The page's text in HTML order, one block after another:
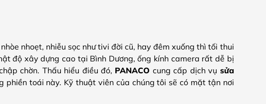
nhoẹt, nhiễu sọc như tivi đời cũ, hay đêm xuống thì tối thui
độ xây dựng cao tại Bình Dương, ống kính camera rất dễ bị
chờn. Thấu hiểu điều đó, PANACO cung cấp dịch vụ sửa
phiền toái này. Kỹ thuật viên của chúng tôi sẽ có mặt tận nơi